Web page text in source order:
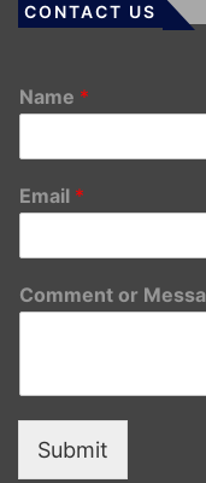
CONTACT US
Name *
Email *
Comment or
Submit